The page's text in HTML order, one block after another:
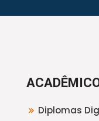
Diplomas